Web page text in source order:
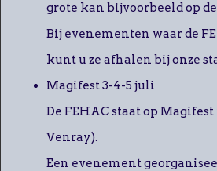
grote kan bijvoorbeeld op
Bij evenementen waar de
kunt u ze afhalen bij onze
Magifest 3-4-5 juli
De FEHAC staat op
Venray).
Een evenement